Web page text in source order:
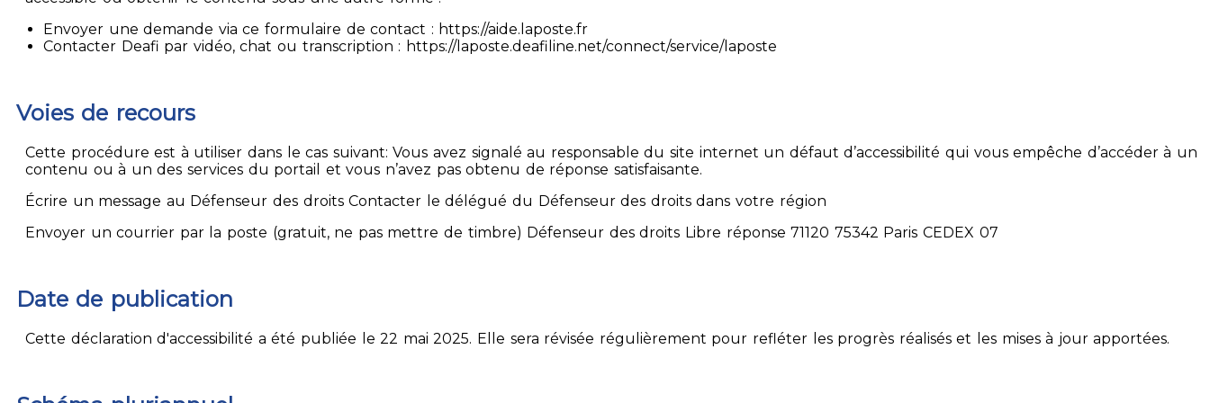
Envoyer une demande via ce formulaire de contact : https://aide.laposte.fr
Contacter Deafi par vidéo, chat ou transcription : https://laposte.deafiline.net/connect/service/laposte
Voies de recours
Cette procédure est à utiliser dans le cas suivant: Vous avez signalé au responsable du site internet un défaut d’accessibilité qui vous empêche d’accéder à un
contenu ou à un des services du portail et vous n’avez pas obtenu de réponse satisfaisante.
Écrire un message au Défenseur des droits Contacter le délégué du Défenseur des droits dans votre région
Envoyer un courrier par la poste (gratuit, ne pas mettre de timbre) Défenseur des droits Libre réponse 71120 75342 Paris CEDEX 07
Date de publication
Cette déclaration d'accessibilité a été publiée le 22 mai 2025. Elle sera révisée régulièrement pour refléter les progrès réalisés et les mises à jour apportées.